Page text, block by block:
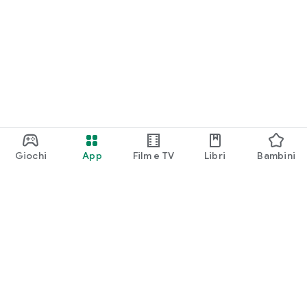
Giochi App Film e TV Libri Bambini